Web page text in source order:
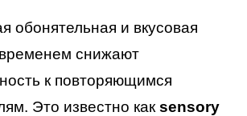
обонятельная и вкусовая
снижают
к повторяющимся
Это известно как sensory